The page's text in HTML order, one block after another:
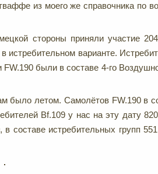
из моего же справочника по
стороны приняли участие
истребительном варианте.
были в составе 4-го
было летом. Самолётов FW.190 в
Bf.109 у нас на эту дату
составе истребительных групп